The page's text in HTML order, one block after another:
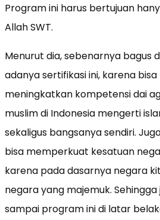
Program ini harus bertujuan
Allah SWT.
Menurut dia, sebenarnya bagus
adanya sertifikasi ini, karena bisa
meningkatkan kompetensi dai
muslim di Indonesia mengerti
sekaligus bangsanya sendiri.
bisa memperkuat kesatuan
karena pada dasarnya negara
negara yang majemuk.
sampai program ini di latar